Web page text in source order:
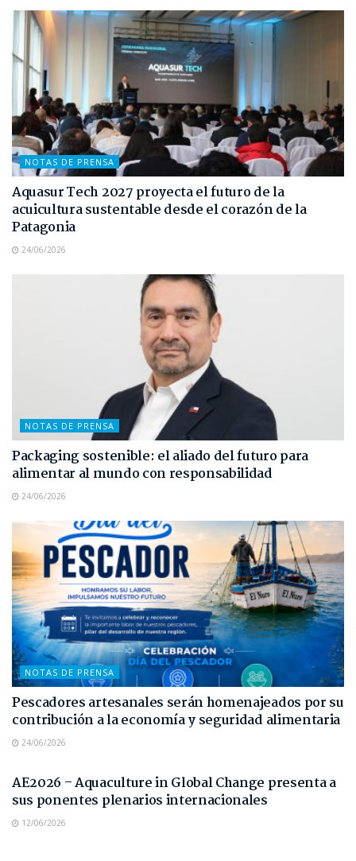
NOTAS DE PRENSA
Aquasur Tech 2027 proyecta el futuro de la
acuicultura sustentable desde el corazón de la
Patagonia
24/06/2026
NOTAS DE PRENSA
Packaging sostenible: el aliado del futuro para
alimentar al mundo con responsabilidad
24/06/2026
NOTAS DE PRENSA
Pescadores artesanales serán homenajeados por su
contribución a la economía y seguridad alimentaria
24/06/2026
AE2026 – Aquaculture in Global Change presenta a
sus ponentes plenarios internacionales
12/06/2026